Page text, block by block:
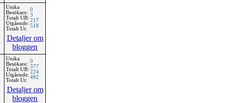
Unika
Besökare:
Totalt UB:
Utgående:
Totalt Ut:
0
3
217
518
Detaljer om
bloggen
Unika
Besökare:
Totalt UB:
Utgående:
Totalt Ut:
0
377
224
492
Detaljer om
bloggen